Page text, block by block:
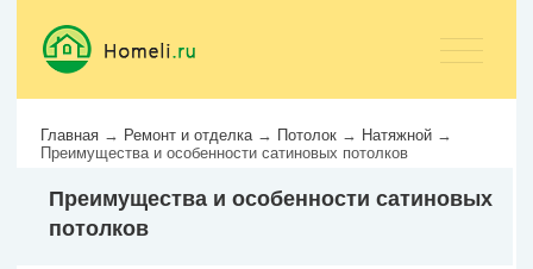
Главная → Ремонт и отделка → Потолок → Натяжной →
Преимущества и особенности сатиновых потолков
Преимущества и особенности сатиновых
потолков